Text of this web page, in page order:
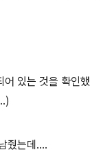
어 있는 것을 확인했
줬는데....